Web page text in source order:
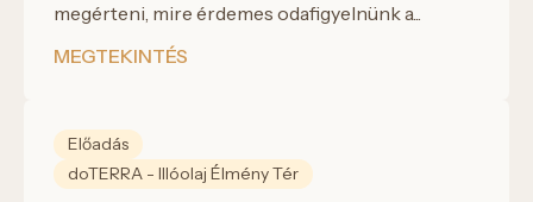
megérteni, mire érdemes odafigyelnünk a...
MEGTEKINTÉS
Előadás
doTERRA - Illóolaj Élmény Tér